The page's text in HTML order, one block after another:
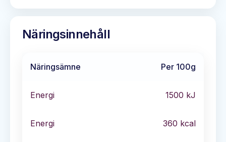
Näringsinnehåll
Näringsämne Per 100g
Energi 1500 kJ
Energi 360 kcal